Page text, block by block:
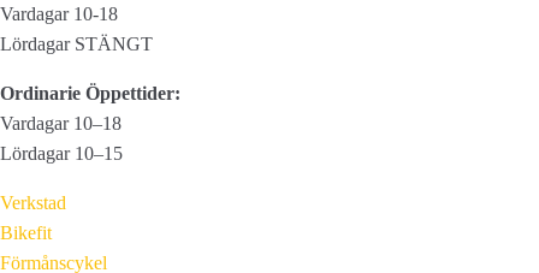
Vardagar 10-18
Lördagar STÄNGT
Ordinarie Öppettider:
Vardagar 10–18
Lördagar 10–15
Verkstad
Bikefit
Förmånscykel